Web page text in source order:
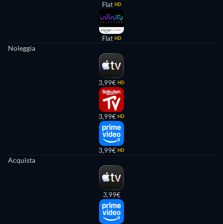
Flat HD
Flat HD
Noleggia
3,99€ HD
3,99€ HD
3,99€ HD
Acquista
3,99€